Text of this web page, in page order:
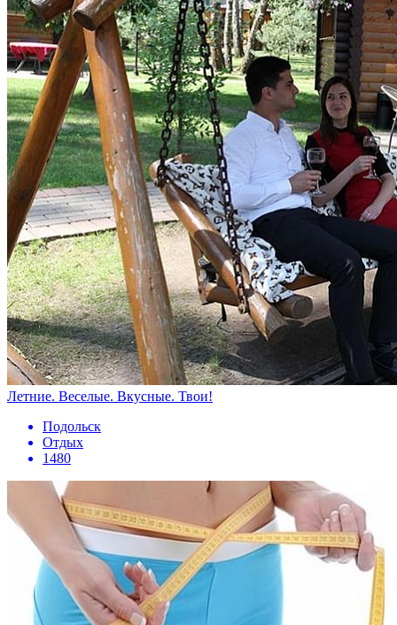
Летние. Веселые. Вкусные. Твои!
Подольск
Отдых
1480